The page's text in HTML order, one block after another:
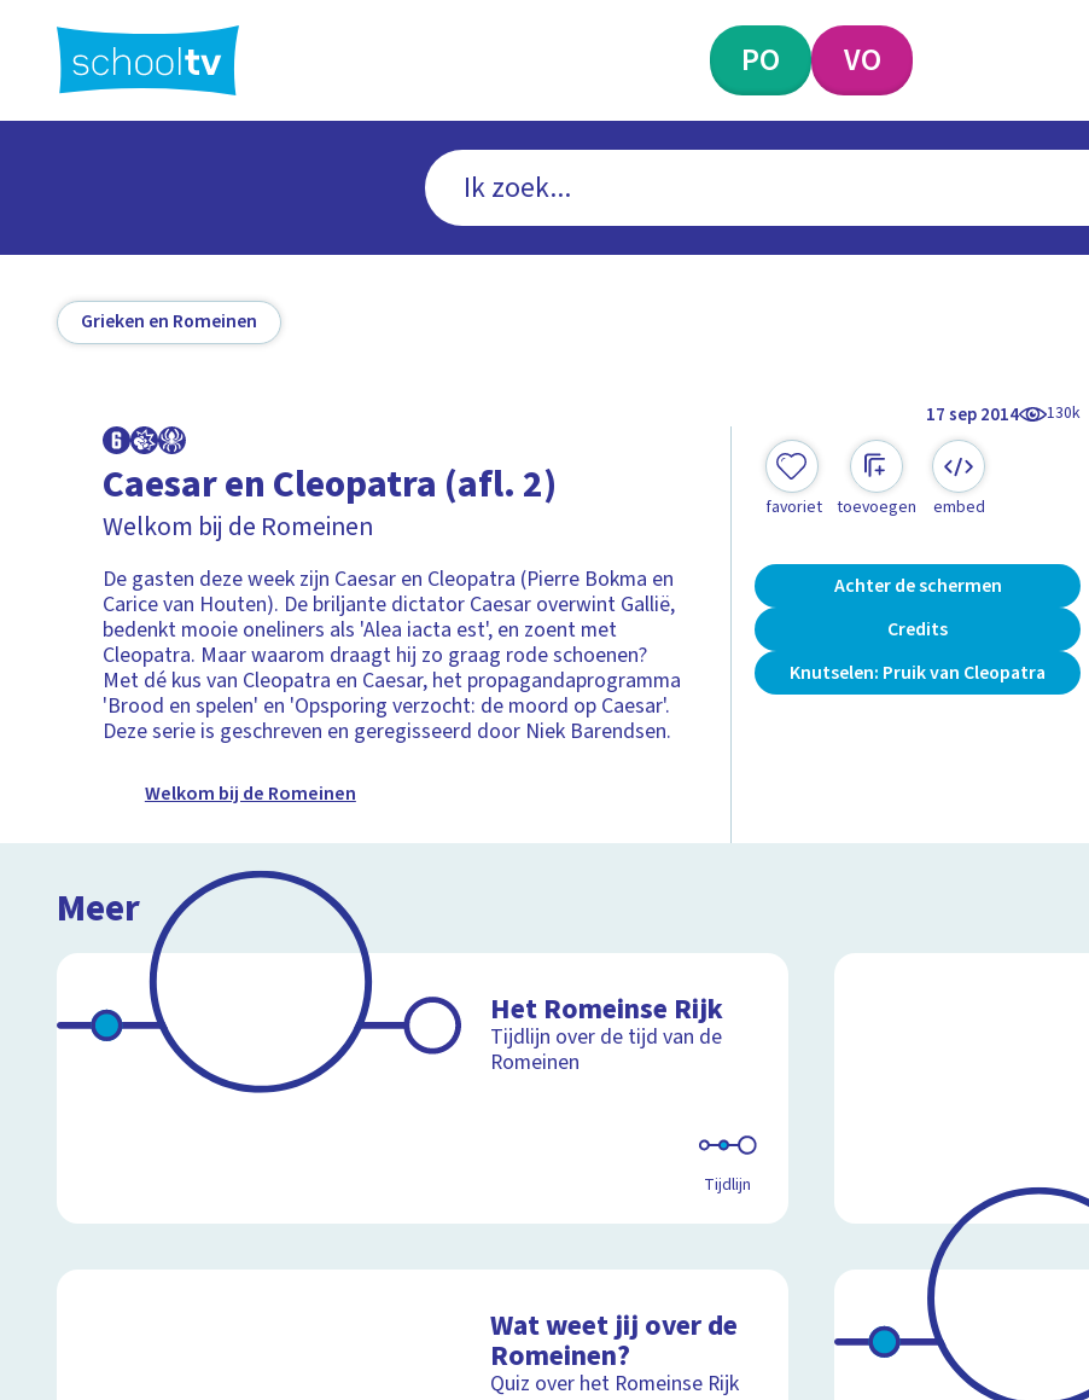
hoofdinhoud
PO VO
Grieken en Romeinen
17 sep 2014 130k
Caesar en Cleopatra (afl. 2)
Welkom bij de Romeinen
De gasten deze week zijn Caesar en Cleopatra (Pierre Bokma en
Carice van Houten). De briljante dictator Caesar overwint Gallië,
bedenkt mooie oneliners als 'Alea iacta est', en zoent met
Cleopatra. Maar waarom draagt hij zo graag rode schoenen?
Met dé kus van Cleopatra en Caesar, het propagandaprogramma
'Brood en spelen' en 'Opsporing verzocht: de moord op Caesar'.
Deze serie is geschreven en geregisseerd door Niek Barendsen.
Welkom bij de Romeinen
favoriet toevoegen embed
Achter de schermen
Credits
Knutselen: Pruik van Cleopatra
Meer
Het Romeinse Rijk
Tijdlijn over de tijd van de
Romeinen
Tijdlijn
Wat weet jij over de
Romeinen?
Quiz over het Romeinse Rijk